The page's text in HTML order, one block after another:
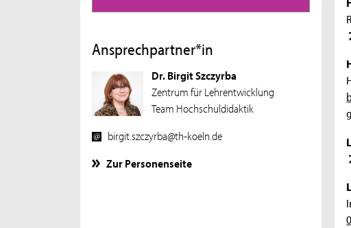
Ansprechpartner*in
Dr. Birgit Szczyrba
Zentrum für Lehrentwicklung
Team Hochschuldidaktik
birgit.szczyrba@th-koeln.de
Zur Personenseite